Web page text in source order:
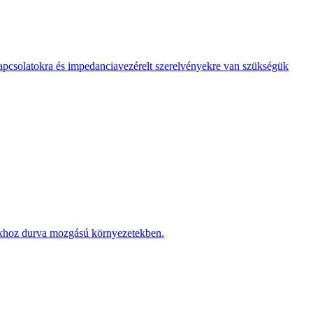
és impedanciavezérelt szerelvényekre van szükségük
durva mozgású környezetekben.